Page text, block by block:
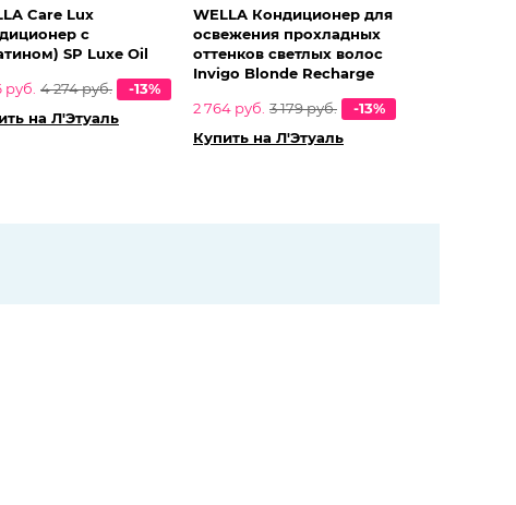
Care Lux
с
SP Luxe Oil
руб. 4 274 руб.
-13%
на Л'Этуаль
WELLA Кондиционер для
освежения прохладных
оттенков светлых волос
Invigo Blonde Recharge
2 764 руб. 3 179 руб.
-13%
Купить на Л'Этуаль